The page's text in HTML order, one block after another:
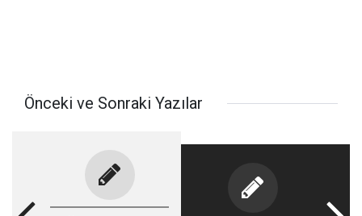
Önceki ve Sonraki Yazılar